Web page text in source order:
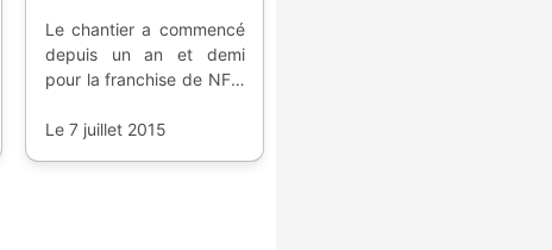
Le chantier a commencé
depuis un an et demi
pour la franchise de NFL,
un drone nous permet de
Le 7 juillet 2015